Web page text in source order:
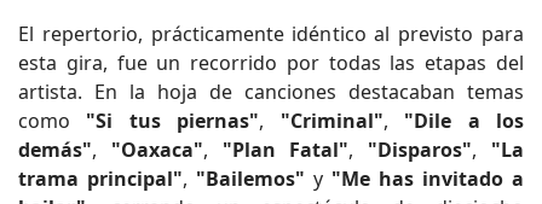
El repertorio, prácticamente idéntico al previsto para
esta gira, fue un recorrido por todas las etapas del
artista. En la hoja de canciones destacaban temas
como "Si tus piernas", "Criminal", "Dile a los
demás", "Oaxaca", "Plan Fatal", "Disparos", "La
trama principal", "Bailemos" y "Me has invitado a